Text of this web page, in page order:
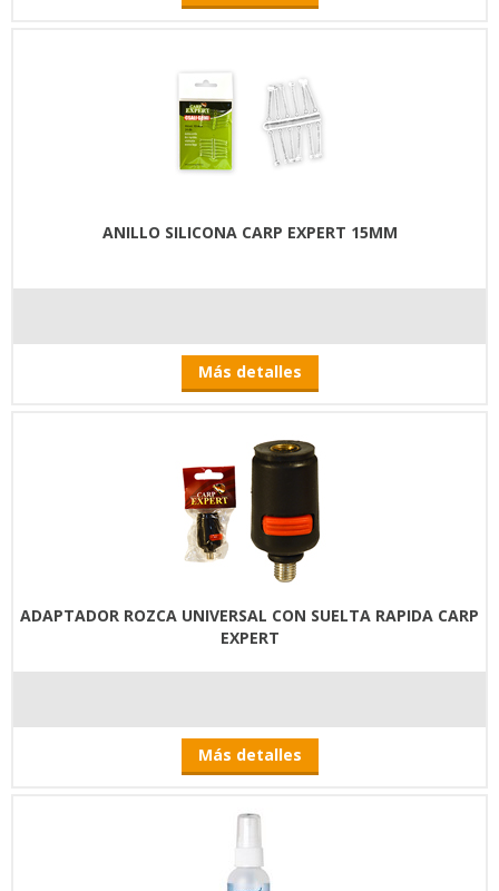
ANILLO SILICONA CARP EXPERT 15MM
Más detalles
ADAPTADOR ROZCA UNIVERSAL CON SUELTA RAPIDA CARP
EXPERT
Más detalles